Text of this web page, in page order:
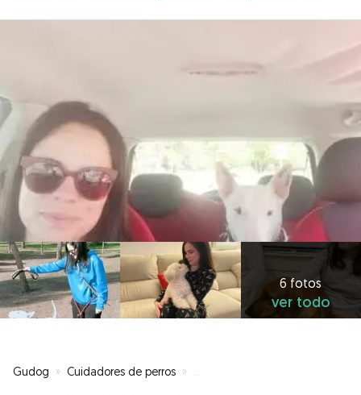
6 fotos
ver todo
Gudog » Cuidadores de perros »